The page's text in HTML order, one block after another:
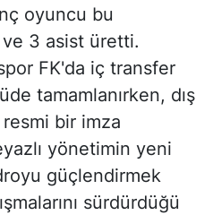
oyuncu bu
ve 3 asist üretti.
FK'da iç transfer
tamamlanırken, dış
bir imza
yönetimin yeni
güçlendirmek
sürdürdüğü